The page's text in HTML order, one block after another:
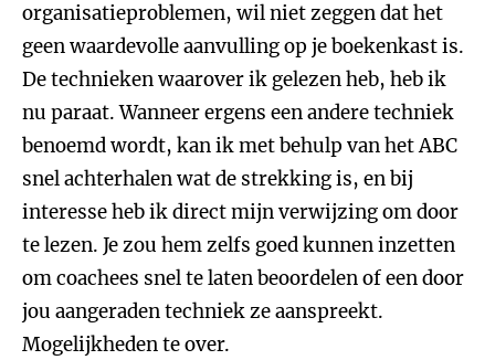
organisatieproblemen, wil niet zeggen dat het
geen waardevolle aanvulling op je boekenkast is.
De technieken waarover ik gelezen heb, heb ik
nu paraat. Wanneer ergens een andere techniek
benoemd wordt, kan ik met behulp van het ABC
snel achterhalen wat de strekking is, en bij
interesse heb ik direct mijn verwijzing om door
te lezen. Je zou hem zelfs goed kunnen inzetten
om coachees snel te laten beoordelen of een door
jou aangeraden techniek ze aanspreekt.
Mogelijkheden te over.